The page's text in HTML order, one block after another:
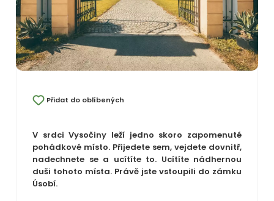
Přidat do oblíbených
V srdci Vysočiny leží jedno skoro zapomenuté
pohádkové místo. Přijedete sem, vejdete dovnitř,
nadechnete se a ucítíte to. Ucítíte nádhernou
duši tohoto místa. Právě jste vstoupili do zámku
Úsobí.